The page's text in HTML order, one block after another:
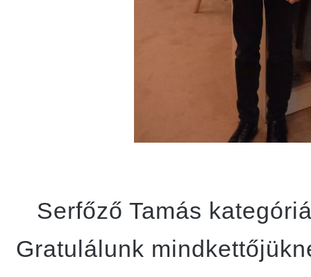
Serfőző Tamás
Gratulálunk